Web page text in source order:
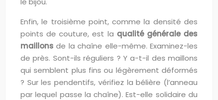
Enfin, le troisième point, comme la densité des
points de couture, est la qualité générale des
maillons de la chaîne elle-même. Examinez-les
de près. Sont-ils réguliers ? Y a-t-il des maillons
qui semblent plus fins ou légèrement déformés
? Sur les pendentifs, vérifiez la bélière (l’anneau
par lequel passe la chaîne). Est-elle solidaire du